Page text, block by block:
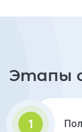
Этапы
1